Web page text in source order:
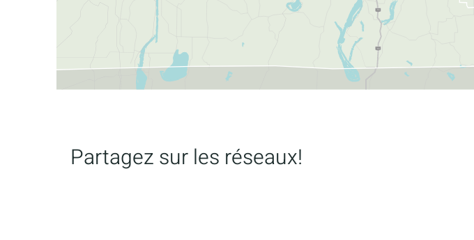
Partagez sur les réseaux!